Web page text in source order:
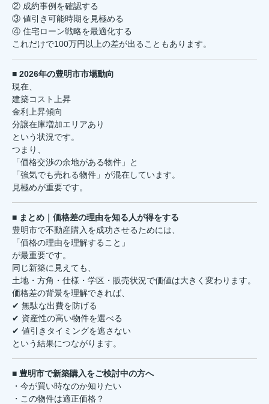
② 成約事例を確認する
③ 値引き可能時期を見極める
④ 住宅ローン戦略を最適化する
これだけで100万円以上の差が出ることもあります。
■ 2026年の豊明市市場動向
現在、
建築コスト上昇
金利上昇傾向
分譲在庫増加エリアあり
という状況です。
つまり、
「価格交渉の余地がある物件」と
「強気でも売れる物件」が混在しています。
見極めが重要です。
■ まとめ｜価格差の理由を知る人が得をする
豊明市で不動産購入を成功させるためには、
「価格の理由を理解すること」
が最重要です。
同じ新築に見えても、
土地・方角・仕様・学区・販売状況で価値は大きく変わります。
価格差の背景を理解できれば、
✔ 無駄な出費を防げる
✔ 資産性の高い物件を選べる
✔ 値引きタイミングを逃さない
という結果につながります。
■ 豊明市で新築購入をご検討中の方へ
・今が買い時なのか知りたい
・この物件は適正価格？